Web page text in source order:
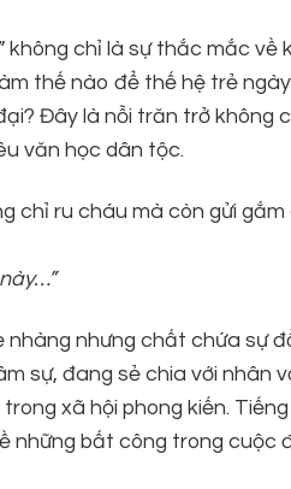
không chỉ là sự thắc mắc
thế nào để thế hệ trẻ
Đây là nỗi trăn trở
văn học dân tộc.
chỉ ru cháu mà còn gửi
nhưng chất chứa sự
sự, đang sẻ chia với nhân
xã hội phong kiến.
những bất công trong cuộc